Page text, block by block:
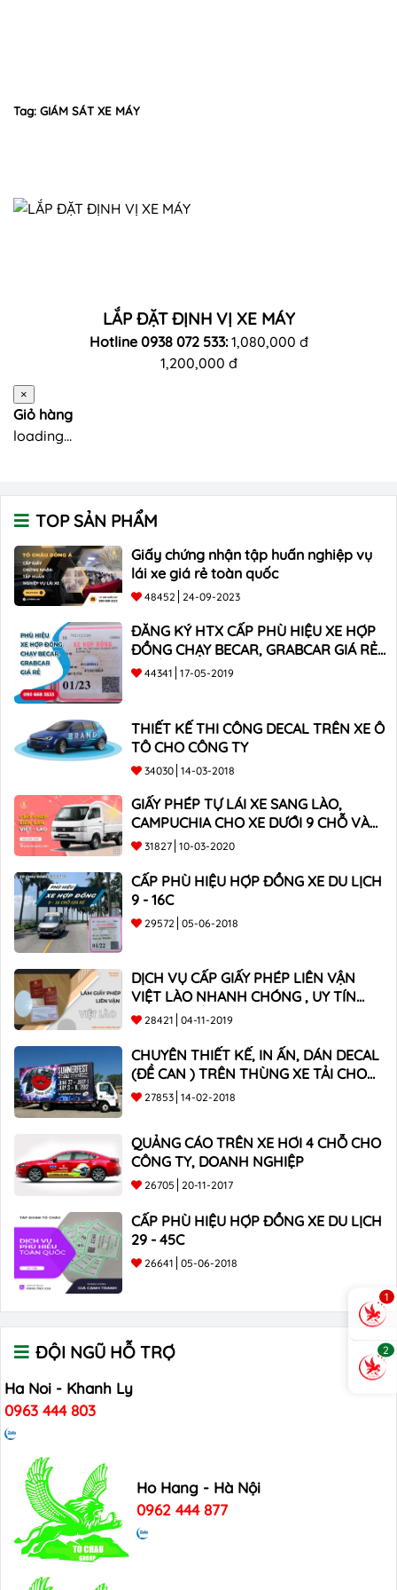
Tag: GIÁM SÁT XE MÁY
LẮP ĐẶT ĐỊNH VỊ XE MÁY
Hotline 0938 072 533:1,080,000 đ
1,200,000 đ
×
Giỏ hàng
loading...
TOP SẢN PHẨM
Giấy chứng nhận tập huấn nghiệp vụ
lái xe giá rẻ toàn quốc
48452 24-09-2023
ĐĂNG KÝ HTX CẤP PHÙ HIỆU XE HỢP
ĐỒNG CHẠY BECAR, GRABCAR GIÁ RẺ
NHẤT
44341 17-05-2019
THIẾT KẾ THI CÔNG DECAL TRÊN XE Ô
TÔ CHO CÔNG TY
34030 14-03-2018
GIẤY PHÉP TỰ LÁI XE SANG LÀO,
CAMPUCHIA CHO XE DƯỚI 9 CHỖ VÀ
XE BÁN TẢI
31827 10-03-2020
CẤP PHÙ HIỆU HỢP ĐỒNG XE DU LỊCH
9 - 16C
29572 05-06-2018
DỊCH VỤ CẤP GIẤY PHÉP LIÊN VẬN
VIỆT LÀO NHANH CHÓNG , UY TÍN
TOÀN QUỐC
28421 04-11-2019
CHUYÊN THIẾT KẾ, IN ẤN, DÁN DECAL
(ĐỀ CAN ) TRÊN THÙNG XE TẢI CHO
CÔNG TY
27853 14-02-2018
QUẢNG CÁO TRÊN XE HƠI 4 CHỖ CHO
CÔNG TY, DOANH NGHIỆP
26705 20-11-2017
CẤP PHÙ HIỆU HỢP ĐỒNG XE DU LỊCH
29 - 45C
26641 05-06-2018
ĐỘI NGŨ HỖ TRỢ
Ha Noi - Khanh Ly
0963 444 803
Ho Hang - Hà Nội
0962 444 877
1
2